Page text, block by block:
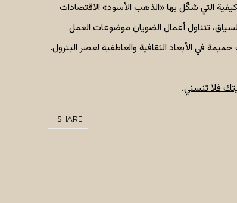
التي شكّل بها «الذهب الأسود» الاقتصادات
تتناول أعمال الضويان موضوعات العمل
في الأبعاد الثقافية والعاطفية لعصر البترول.
فلا تنسني.
SHARE